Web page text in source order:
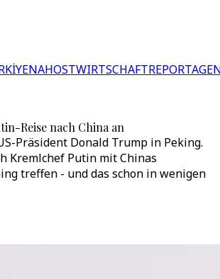
NAHOSTWIRTSCHAFT
Reise nach China an
Präsident Donald Trump in Peking.
Kremlchef Putin mit Chinas
treffen - und das schon in wenigen